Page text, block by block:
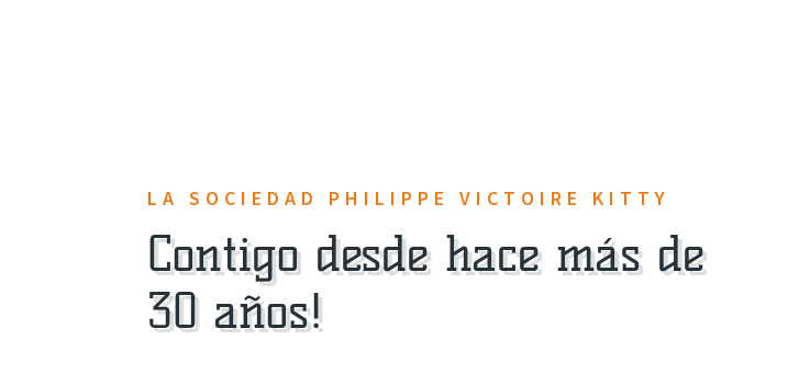
LA SOCIEDAD PHILIPPE VICTOIRE KITTY
Contigo desde hace más de
30 años!